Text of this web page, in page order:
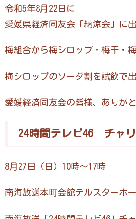
令和5年8月22日に
愛媛県経済同友会「納涼会」に
梅組合から梅シロップ・梅干・
梅シロップのソーダ割を試飲で
愛媛経済同友会の皆様、ありが
24時間テレビ46 チャ
8月27日（日）10時～17時
南海放送本町会館テルスターホ